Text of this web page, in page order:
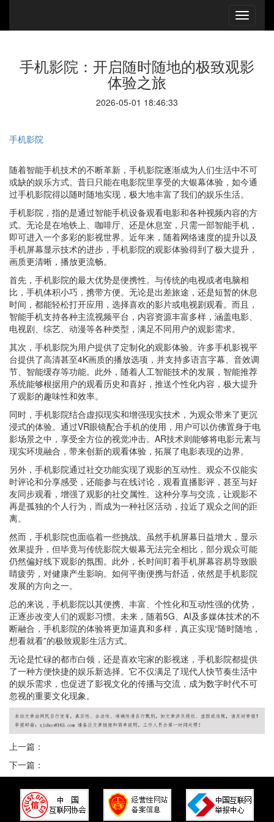
手机影院：开启随时随地的极致观影
体验之旅
2026-05-01 18:46:33
手机影院
随着智能手机技术的不断革新，手机影院逐渐成为人们生活中不可
或缺的娱乐方式。昔日只能在电影院里享受的大银幕体验，如今通
过手机影院得以随时随地实现，极大地丰富了我们的娱乐生活。
手机影院，指的是通过智能手机设备观看电影和各种视频内容的方
式。无论是在地铁上、咖啡厅、还是休息室，只需一部智能手机，
即可进入一个多彩的影视世界。近年来，随着网络速度的提升以及
手机屏幕显示技术的进步，手机影院的观影体验得到了极大提升，
画质更清晰，播放更流畅。
首先，手机影院的最大优势是便携性。与传统的电视或者电脑相
比，手机体积小巧，携带方便。无论是出差旅途，还是短暂的休息
时间，都能轻松打开应用，选择喜欢的影片或电视剧观看。而且，
智能手机支持各种主流视频平台，内容资源丰富多样，涵盖电影、
电视剧、综艺、动漫等各种类型，满足不同用户的观影需求。
其次，手机影院为用户提供了定制化的观影体验。许多手机影视平
台提供了高清甚至4K画质的播放选项，并支持多语言字幕、音效调
节、智能缓存等功能。此外，随着人工智能技术的发展，智能推荐
系统能够根据用户的观看历史和喜好，推送个性化内容，极大提升
了观影的趣味性和效率。
同时，手机影院结合虚拟现实和增强现实技术，为观众带来了更沉
浸式的体验。通过VR眼镜配合手机的使用，用户可以仿佛置身于电
影场景之中，享受全方位的视觉冲击。AR技术则能够将电影元素与
现实环境融合，带来创新的观看体验，拓展了电影表现的边界。
另外，手机影院通过社交功能实现了观影的互动性。观众不仅能实
时评论和分享感受，还能参与在线讨论，观看直播影评，甚至与好
友同步观看，增强了观影的社交属性。这种分享与交流，让观影不
再是孤独的个人行为，而成为一种社区活动，拉近了观众之间的距
离。
然而，手机影院也面临着一些挑战。虽然手机屏幕日益增大，显示
效果提升，但毕竟与传统影院大银幕无法完全相比，部分观众可能
仍然偏好线下观影的氛围。此外，长时间盯着手机屏幕容易导致眼
睛疲劳，对健康产生影响。如何平衡便携与舒适，依然是手机影院
发展的方向之一。
总的来说，手机影院以其便携、丰富、个性化和互动性强的优势，
正逐步改变人们的观影习惯。未来，随着5G、AI及多媒体技术的不
断融合，手机影院的体验将更加逼真和多样，真正实现“随时随地，
想看就看”的极致观影生活方式。
无论是忙碌的都市白领，还是喜欢宅家的影视迷，手机影院都提供
了一种方便快捷的娱乐新选择。它不仅满足了现代人快节奏生活中
的娱乐需求，也促进了影视文化的传播与交流，成为数字时代不可
忽视的重要文化现象。
上一篇：
下一篇：